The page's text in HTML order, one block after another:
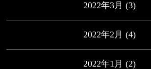
2022年3月 (3)
2022年2月 (4)
2022年1月 (2)